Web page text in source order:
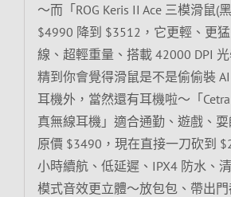
～而「ROG Keris II Ace 三模滑鼠(
$4990 降到 $3512，它更輕、更
線、超輕重量、搭載 42000 DPI
精到你會覺得滑鼠是不是偷偷裝
耳機外，當然還有耳機啦～「Cetra
真無線耳機」適合通勤、遊戲、耍
原價 $3490，現在直接一刀砍到
小時續航、低延遲、IPX4 防水、
模式音效更立體～放包包、帶出